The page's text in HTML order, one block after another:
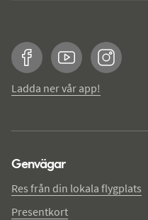
FacebookYouTubeInstagram
Ladda ner vår app!
Genvägar
Res från din lokala flygplats
Presentkort